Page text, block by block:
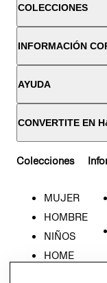
COLECCIONES
INFORMACIÓN
AYUDA
CONVERTITE EN
Colecciones
MUJER
HOMBRE
NIÑOS
HOME